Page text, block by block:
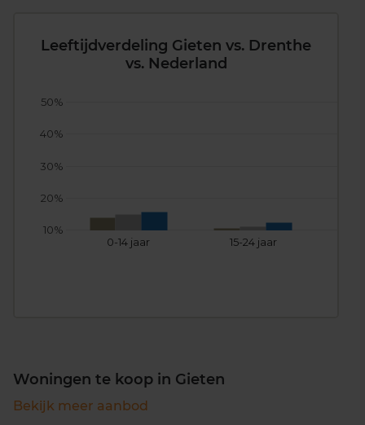
Leeftijdverdeling Gieten vs. Drenthe
vs. Nederland
0-14 jaar 15-24 jaar
10%
20%
30%
40%
50%
Woningen te koop in Gieten
Bekijk meer aanbod